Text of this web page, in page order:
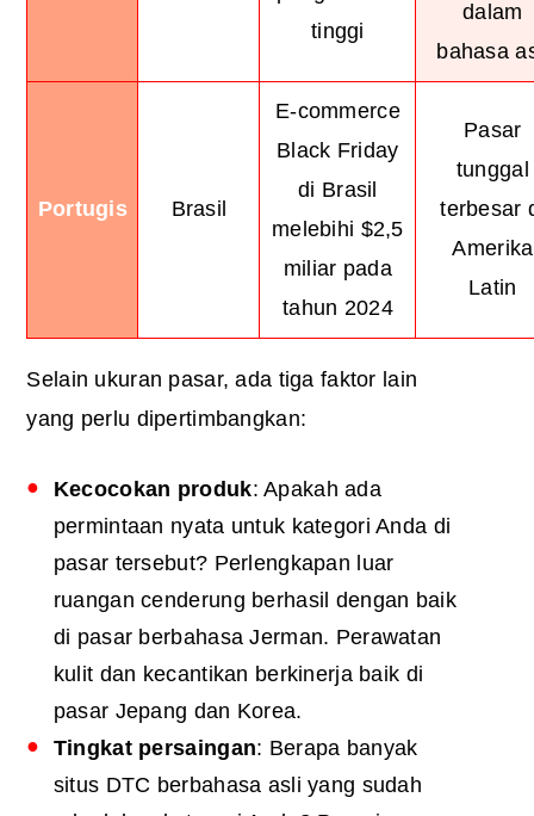
tinggi
dalam
bahasa
Portugis Brasil
E-commerce
Black Friday
di Brasil
melebihi $2,5
miliar pada
tahun 2024
Pasar
tunggal
terbesar
Amerika
Latin
Selain ukuran pasar, ada tiga faktor lain
yang perlu dipertimbangkan:
Kecocokan produk: Apakah ada
permintaan nyata untuk kategori Anda di
pasar tersebut? Perlengkapan luar
ruangan cenderung berhasil dengan baik
di pasar berbahasa Jerman. Perawatan
kulit dan kecantikan berkinerja baik di
pasar Jepang dan Korea.
Tingkat persaingan: Berapa banyak
situs DTC berbahasa asli yang sudah